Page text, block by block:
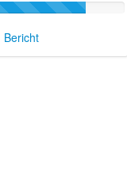
Bericht